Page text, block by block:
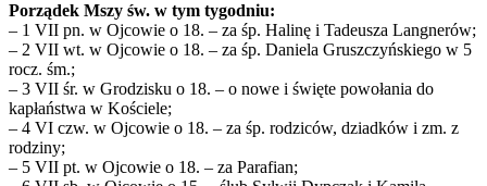
Porządek Mszy św. w tym tygodniu:
– 1 VII pn. w Ojcowie o 18. – za śp. Halinę i Tadeusza Langnerów;
– 2 VII wt. w Ojcowie o 18. – za śp. Daniela Gruszczyńskiego w 5
rocz. śm.;
– 3 VII śr. w Grodzisku o 18. – o nowe i święte powołania do
kapłaństwa w Kościele;
– 4 VI czw. w Ojcowie o 18. – za śp. rodziców, dziadków i zm. z
rodziny;
– 5 VII pt. w Ojcowie o 18. – za Parafian;